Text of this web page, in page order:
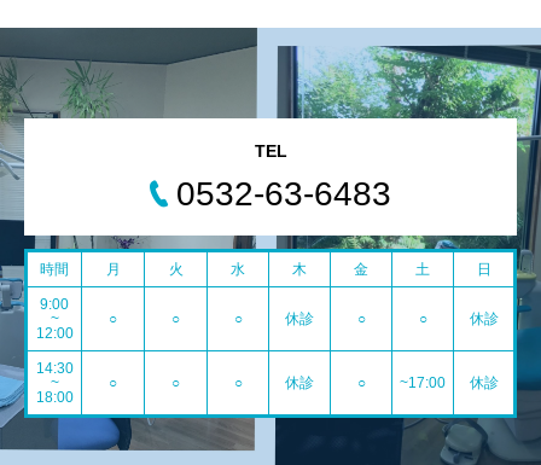
TEL
0532-63-6483
時間 月 火 水 木 金 土 日
9:00
~
12:00
○ ○ ○ 休診 ○ ○ 休診
14:30
~
18:00
○ ○ ○ 休診 ○ ~17:00 休診